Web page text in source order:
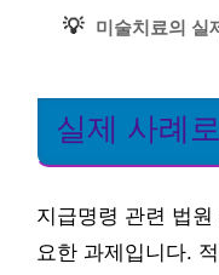
💡 미술치료의 실
실제 사례
지급명령 관련 법
요한 과제입니다.